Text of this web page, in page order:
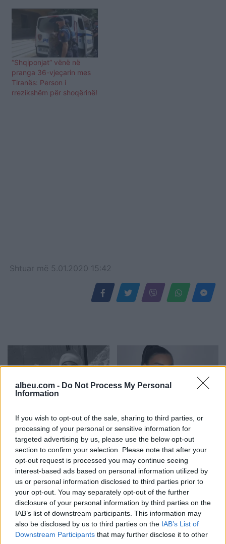
albeu.com - Do Not Process My Personal
Information
If you wish to opt-out of the sale, sharing to third parties, or
processing of your personal or sensitive information for
targeted advertising by us, please use the below opt-out
section to confirm your selection. Please note that after your
opt-out request is processed you may continue seeing
interest-based ads based on personal information utilized by
us or personal information disclosed to third parties prior to
your opt-out. You may separately opt-out of the further
disclosure of your personal information by third parties on the
IAB’s list of downstream participants. This information may
also be disclosed by us to third parties on the IAB’s List of
Downstream Participants that may further disclose it to other
“Shqiponjat” vënë në
pranga 36-vjeçarin mes
Tiranës: Person i
rrezikshëm për shoqërinë!
Shtuar më 5.01.2020 15:42
E rëndë/ Skiatorja ndërron
jetë në moshën 19-vjeçare
Rrëfim tronditës nga
Einxhel Shkira: Në
moshën 15-vjeçare jam…
FOTO/ Chiara Ferragni më
Humbi në pyllin e